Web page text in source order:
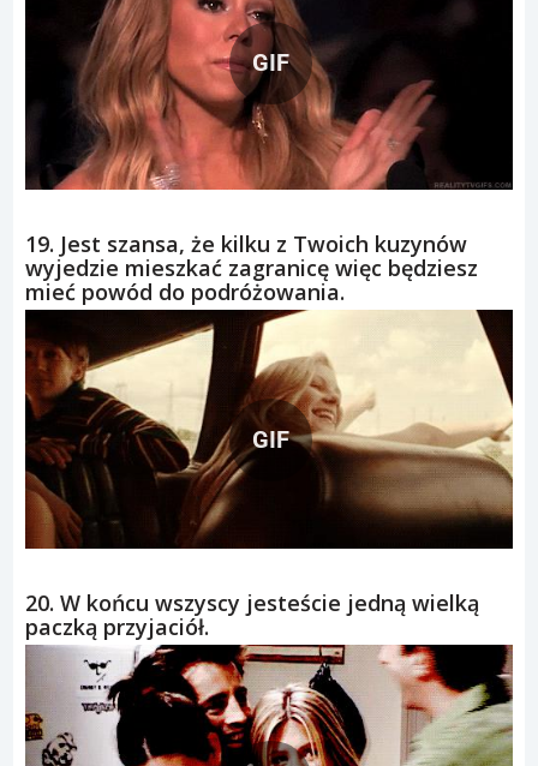
GIF
19. Jest szansa, że kilku z Twoich kuzynów
wyjedzie mieszkać zagranicę więc będziesz
mieć powód do podróżowania.
GIF
20. W końcu wszyscy jesteście jedną wielką
paczką przyjaciół.